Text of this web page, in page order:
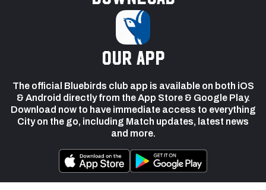
our app
The official Bluebirds club app is available on both iOS
& Android directly from the App Store & Google Play.
Download now to have immediate access to everything
City on the go, including Match updates, latest news
and more.